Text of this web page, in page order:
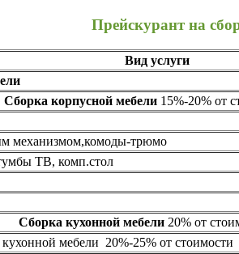
Прейскурант на
Вид услуги
Сборка корпусной мебели15%-20% от
механизмом,комоды-трюмо
ТВ, комп.стол
Сборка кухонной мебели20% от
мебели 20%-25% от стоимости